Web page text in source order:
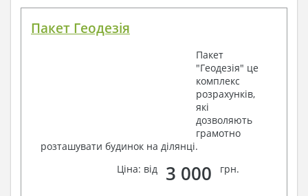
Пакет Геодезія
Пакет
"Геодезія" це
комплекс
розрахунків,
які
дозволяють
грамотно
розташувати будинок на ділянці.
Ціна: від
3 000 грн.